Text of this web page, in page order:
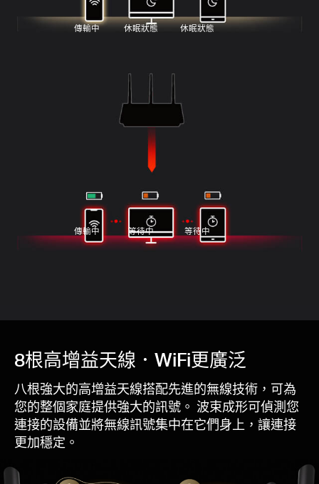
處
理
益
天
定
傳輸中 休眠狀態 休眠狀態
傳輸中 等待中 等待中
8根高增益天線．WiFi更廣泛
八根強大的高增益天線搭配先進的無線技術，可為
您的整個家庭提供強大的訊號。 波束成形可偵測您
連接的設備並將無線訊號集中在它們身上，讓連接
更加穩定。